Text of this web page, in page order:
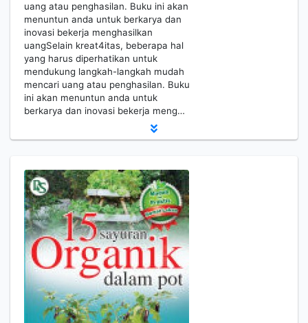
uang atau penghasilan. Buku ini akan
menuntun anda untuk berkarya dan
inovasi bekerja menghasilkan
uangSelain kreat4itas, beberapa hal
yang harus diperhatikan untuk
mendukung langkah-langkah mudah
mencari uang atau penghasilan. Buku
ini akan menuntun anda untuk
berkarya dan inovasi bekerja meng…